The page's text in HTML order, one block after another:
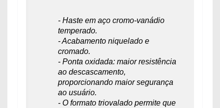
- Haste em aço cromo-vanádio
temperado.
- Acabamento niquelado e
cromado.
- Ponta oxidada: maior resistência
ao descascamento,
proporcionando maior segurança
ao usuário.
- O formato triovalado permite que